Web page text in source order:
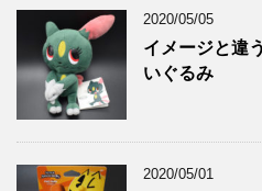
2020/05/05
イメージと違
いぐるみ
2020/05/01